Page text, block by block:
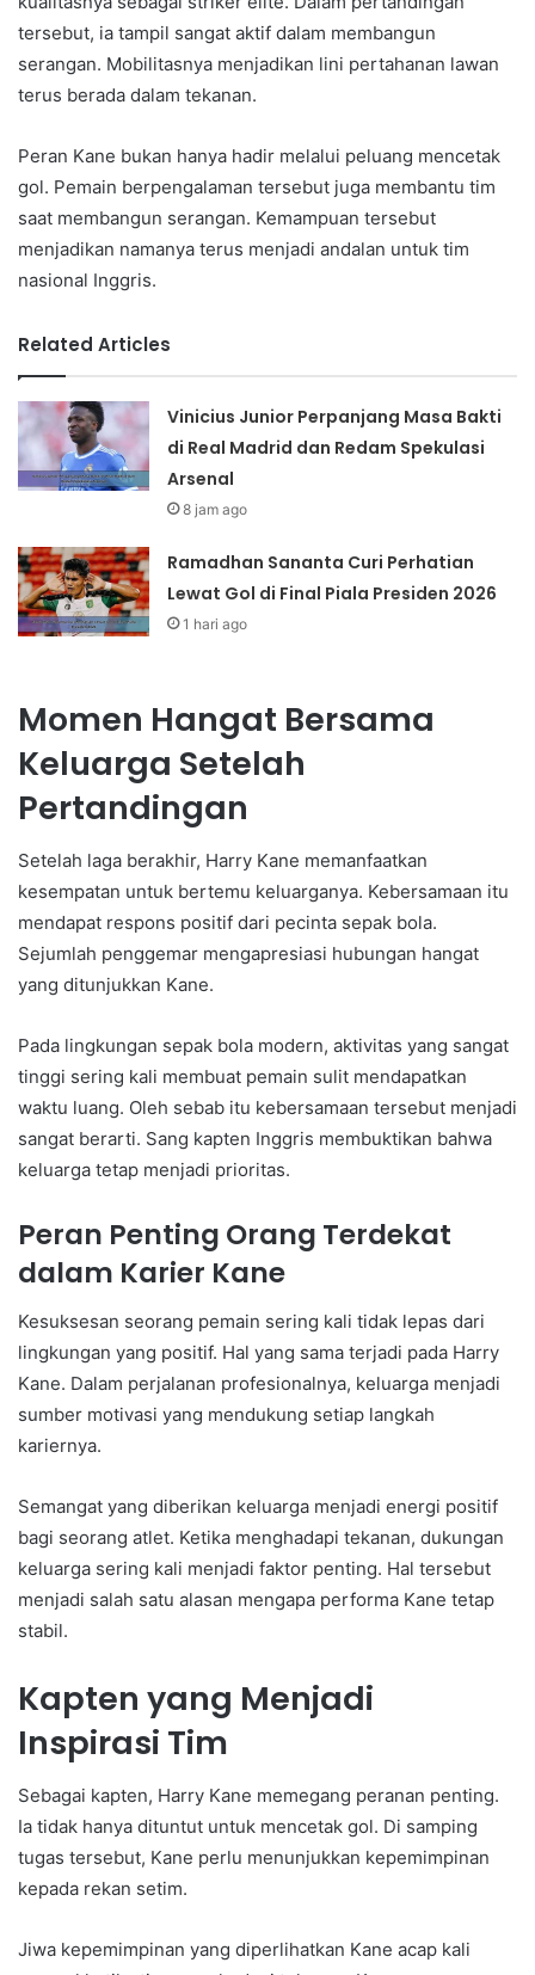
tersebut, ia tampil sangat aktif dalam membangun
serangan. Mobilitasnya menjadikan lini pertahanan lawan
terus berada dalam tekanan.
Peran Kane bukan hanya hadir melalui peluang mencetak
gol. Pemain berpengalaman tersebut juga membantu tim
saat membangun serangan. Kemampuan tersebut
menjadikan namanya terus menjadi andalan untuk tim
nasional Inggris.
Related Articles
Vinicius Junior Perpanjang Masa Bakti
di Real Madrid dan Redam Spekulasi
Arsenal
8 jam ago
Ramadhan Sananta Curi Perhatian
Lewat Gol di Final Piala Presiden 2026
1 hari ago
Momen Hangat Bersama
Keluarga Setelah
Pertandingan
Setelah laga berakhir, Harry Kane memanfaatkan
kesempatan untuk bertemu keluarganya. Kebersamaan itu
mendapat respons positif dari pecinta sepak bola.
Sejumlah penggemar mengapresiasi hubungan hangat
yang ditunjukkan Kane.
Pada lingkungan sepak bola modern, aktivitas yang sangat
tinggi sering kali membuat pemain sulit mendapatkan
waktu luang. Oleh sebab itu kebersamaan tersebut menjadi
sangat berarti. Sang kapten Inggris membuktikan bahwa
keluarga tetap menjadi prioritas.
Peran Penting Orang Terdekat
dalam Karier Kane
Kesuksesan seorang pemain sering kali tidak lepas dari
lingkungan yang positif. Hal yang sama terjadi pada Harry
Kane. Dalam perjalanan profesionalnya, keluarga menjadi
sumber motivasi yang mendukung setiap langkah
kariernya.
Semangat yang diberikan keluarga menjadi energi positif
bagi seorang atlet. Ketika menghadapi tekanan, dukungan
keluarga sering kali menjadi faktor penting. Hal tersebut
menjadi salah satu alasan mengapa performa Kane tetap
stabil.
Kapten yang Menjadi
Inspirasi Tim
Sebagai kapten, Harry Kane memegang peranan penting.
Ia tidak hanya dituntut untuk mencetak gol. Di samping
tugas tersebut, Kane perlu menunjukkan kepemimpinan
kepada rekan setim.
Jiwa kepemimpinan yang diperlihatkan Kane acap kali